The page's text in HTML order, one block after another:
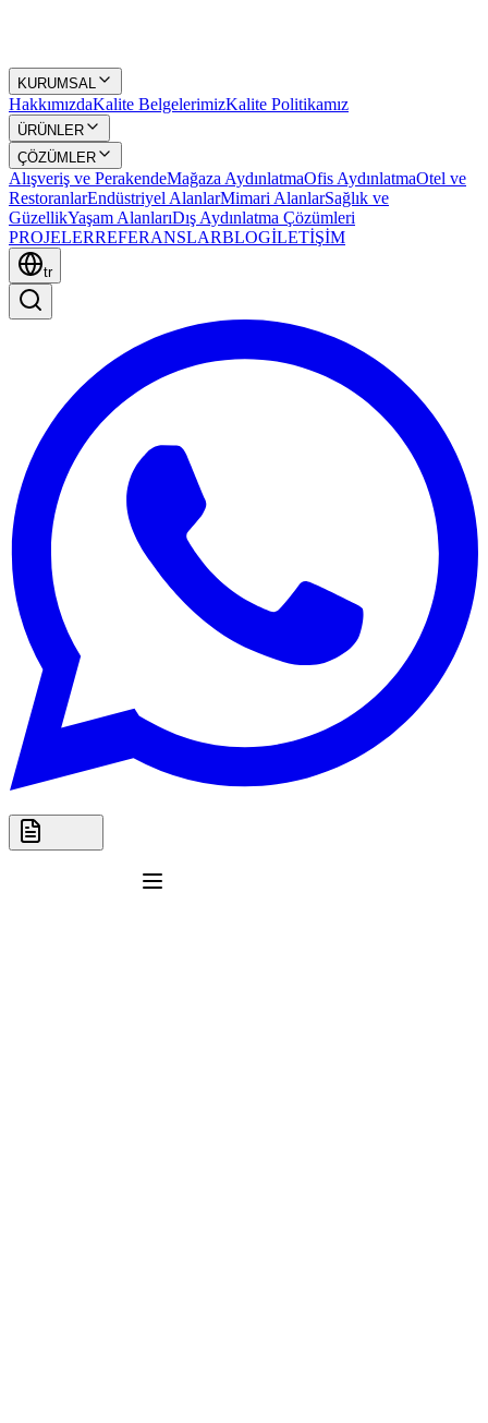
KURUMSAL
HakkımızdaKalite BelgelerimizKalite Politikamız
ÜRÜNLER
ÇÖZÜMLER
Alışveriş ve PerakendeMağaza AydınlatmaOfis AydınlatmaOtel ve
RestoranlarEndüstriyel AlanlarMimari AlanlarSağlık ve
GüzellikYaşam AlanlarıDış Aydınlatma Çözümleri
PROJELERREFERANSLARBLOGİLETİŞİM
tr